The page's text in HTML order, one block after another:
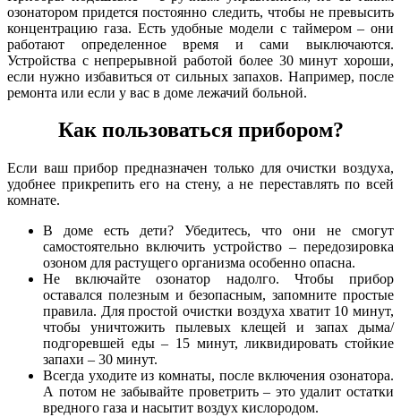
озонатором придется постоянно следить, чтобы не превысить
концентрацию газа. Есть удобные модели с таймером – они
работают определенное время и сами выключаются.
Устройства с непрерывной работой более 30 минут хороши,
если нужно избавиться от сильных запахов. Например, после
ремонта или если у вас в доме лежачий больной.
Как пользоваться прибором?
Если ваш прибор предназначен только для очистки воздуха,
удобнее прикрепить его на стену, а не переставлять по всей
комнате.
В доме есть дети? Убедитесь, что они не смогут
самостоятельно включить устройство – передозировка
озоном для растущего организма особенно опасна.
Не включайте озонатор надолго. Чтобы прибор
оставался полезным и безопасным, запомните простые
правила. Для простой очистки воздуха хватит 10 минут,
чтобы уничтожить пылевых клещей и запах дыма/
подгоревшей еды – 15 минут, ликвидировать стойкие
запахи – 30 минут.
Всегда уходите из комнаты, после включения озонатора.
А потом не забывайте проветрить – это удалит остатки
вредного газа и насытит воздух кислородом.